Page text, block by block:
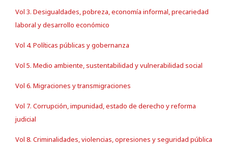
Vol 3. Desigualdades, pobreza, economía informal, precariedad
laboral y desarrollo económico
Vol 4. Políticas públicas y gobernanza
Vol 5. Medio ambiente, sustentabilidad y vulnerabilidad social
Vol 6. Migraciones y transmigraciones
Vol 7. Corrupción, impunidad, estado de derecho y reforma
judicial
Vol 8. Criminalidades, violencias, opresiones y seguridad pública